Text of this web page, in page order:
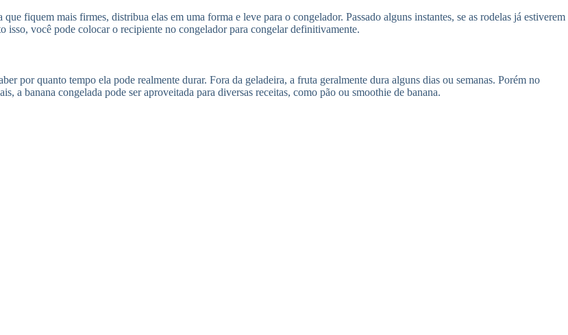
fiquem mais firmes, distribua elas em uma forma e leve para o congelador. Passado alguns instantes, se as rodelas já estiverem
isso, você pode colocar o recipiente no congelador para congelar definitivamente.
por quanto tempo ela pode realmente durar. Fora da geladeira, a fruta geralmente dura alguns dias ou semanas. Porém no
a banana congelada pode ser aproveitada para diversas receitas, como pão ou smoothie de banana.